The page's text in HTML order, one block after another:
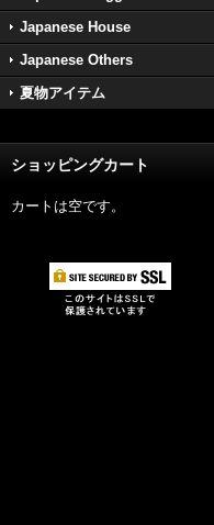
Japanese House
Japanese Others
夏物アイテム
ショッピングカート
カートは空です。